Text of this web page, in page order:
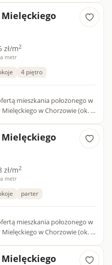
zł/m2
metr
4 piętro
mieszkania położonego w
w Chorzowie (ok. 1
zł/m2
metr
parter
mieszkania położonego w
w Chorzowie (ok. 1